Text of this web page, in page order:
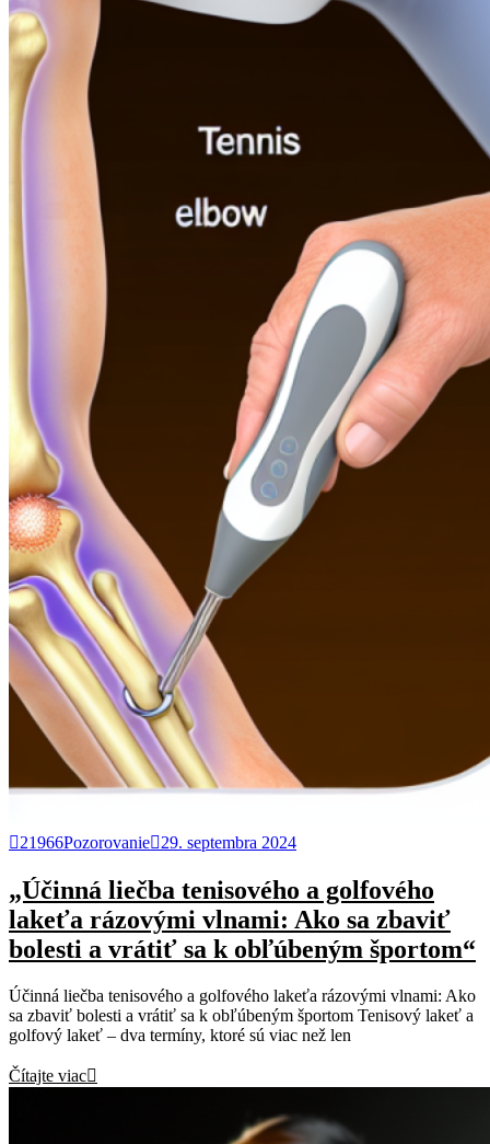
21966Pozorovanie 29. septembra 2024
„Účinná liečba tenisového a golfového
lakeťa rázovými vlnami: Ako sa zbaviť
bolesti a vrátiť sa k obľúbeným športom“
Účinná liečba tenisového a golfového lakeťa rázovými vlnami: Ako
sa zbaviť bolesti a vrátiť sa k obľúbeným športom Tenisový lakeť a
golfový lakeť – dva termíny, ktoré sú viac než len
Čítajte viac